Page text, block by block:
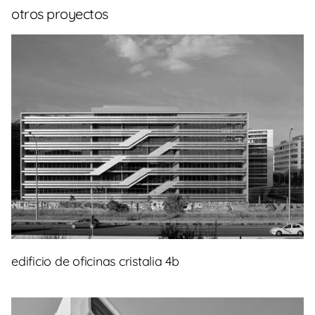
otros proyectos
edificio de oficinas cristalia 4b